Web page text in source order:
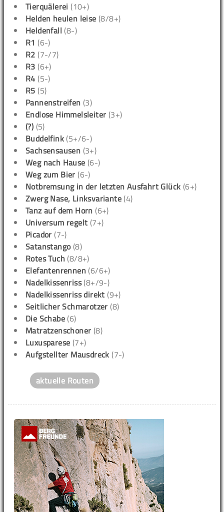
Tierquälerei (10+)
Helden heulen leise (8/8+)
Heldenfall (8-)
R1 (6-)
R2 (7-/7)
R3 (6+)
R4 (5-)
R5 (5)
Pannenstreifen (3)
Endlose Himmelsleiter (3+)
(?) (5)
Buddelfink (5+/6-)
Sachsensausen (3+)
Weg nach Hause (6-)
Weg zum Bier (6-)
Notbremsung in der letzten Ausfahrt Glück (6+)
Zwerg Nase, Linksvariante (4)
Tanz auf dem Horn (6+)
Universum regelt (7+)
Picador (7-)
Satanstango(8)
Rotes Tuch (8/8+)
Elefantenrennen (6/6+)
Nadelkissenriss(8+/9-)
Nadelkissenriss direkt (9+)
Seitlicher Schmarotzer (8)
Die Schabe (6)
Matratzenschoner (8)
Luxusparese (7+)
Aufgstellter Mausdreck (7-)
aktuelle Routen